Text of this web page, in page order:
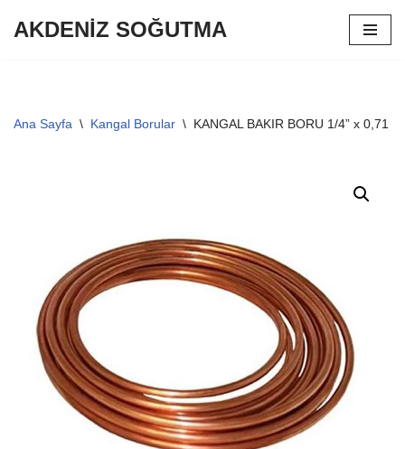
AKDENİZ SOĞUTMA
Ana Sayfa \ Kangal Borular \ KANGAL BAKIR BORU 1/4” x 0,71